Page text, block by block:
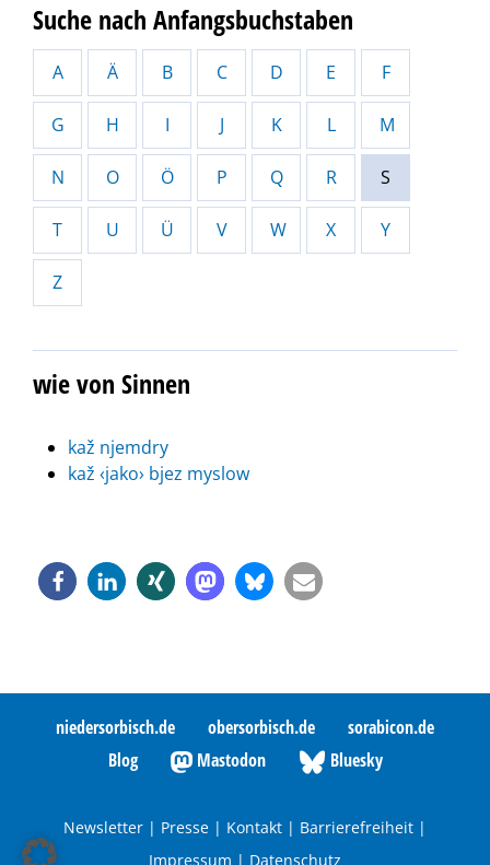
Suche nach Anfangsbuchstaben
A Ä B C D E F
G H I J K L M
N O Ö P Q R S
T U Ü V W X Y
Z
wie von Sinnen
kaž njemdry
kaž ‹jako› bjez myslow
niedersorbisch.de obersorbisch.de
sorabicon.de
Blog
Mastodon Bluesky
Newsletter | Presse | Kontakt | Barrierefreiheit |
Impressum | Datenschutz